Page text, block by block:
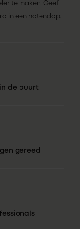
te maken. Geef
in een notendop.
de buurt
gereed